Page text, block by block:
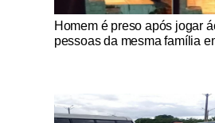
Notícias Católicas
Homem é preso após jogar
pessoas da mesma família